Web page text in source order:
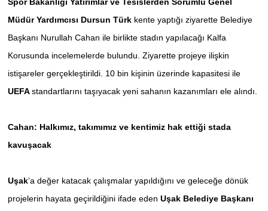
Spor Bakanlığı Yatırımlar ve Tesislerden Sorumlu Genel
Müdür Yardımcısı Dursun Türkkente yaptığı ziyarette Belediye
Başkanı Nurullah Cahan ile birlikte stadın yapılacağı Kalfa
Korusunda incelemelerde bulundu. Ziyarette projeye ilişkin
istişareler gerçekleştirildi. 10 bin kişinin üzerinde kapasitesi ile
UEFAstandartlarını taşıyacak yeni sahanın kazanımları ele alındı.
Cahan: Halkımız, takımımız ve kentimiz hak ettiği stada
kavuşacak
Uşak’a değer katacak çalışmalar yapıldığını ve geleceğe dönük
projelerin hayata geçirildiğini ifade eden Uşak Belediye Başkanı